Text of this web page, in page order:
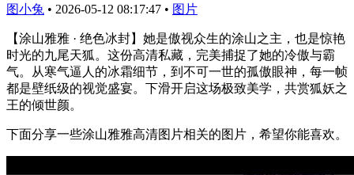
图小兔 • 2026-05-12 08:17:47 • 图片
【涂山雅雅 · 绝色冰封】她是傲视众生的涂山之主，也是惊艳
时光的九尾天狐。这份高清私藏，完美捕捉了她的冷傲与霸
气。从寒气逼人的冰霜细节，到不可一世的孤傲眼神，每一帧
都是壁纸级的视觉盛宴。下滑开启这场极致美学，共赏狐妖之
王的倾世颜。
下面分享一些涂山雅雅高清图片相关的图片，希望你能喜欢。